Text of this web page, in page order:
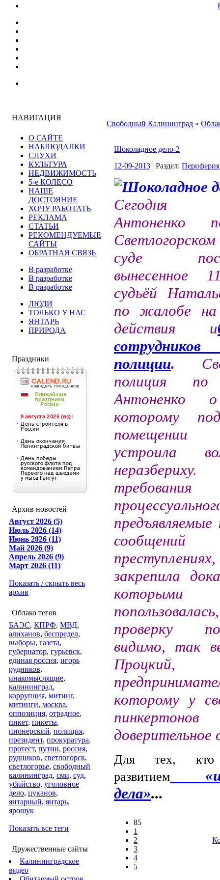
НАВИГАЦИЯ
О САЙТЕ
НАБЛЮДАЛКИ
СЛУХИ
КУЛЬТУРА
НЕДВИЖИМОСТЬ
5-е КОЛЕСО
НАШЕ
ДОСТОЯНИЕ
ХОЧУ РАБОТАТЬ
РЕКЛАМА
СТАТЬИ
РЕКОМЕНДУЕМЫЕ
САЙТЫ
ОБРАТНАЯ СВЯЗЬ
В разработке
В разработке
В разработке
ЛЮДИ
ТОЛЬКО У НАС
ЯНТАРЬ
ПРИРОДА
Праздники
Архив новостей
Август 2026 (5)
Июль 2026 (14)
Июнь 2026 (11)
Май 2026 (9)
Апрель 2026 (9)
Март 2026 (11)
Показать / скрыть весь
архив
Облако тегов
БАЭС, КПРФ, МВД,
алиханов, беспредел,
выборы, газета,
губернатор, гурьевск,
единая россия, игорь
рудников,
инакомыслящие,
калининград,
коррупция, митинг,
митинги, москва,
оппозиция, отрадное,
пикет, пикеты,
пионерский, полиция,
президент, прокуратура,
протест, путин, россия,
рудников, светлогорск,
светлогорье, свободный
калининград, сми, суд,
убийство, уголовное
дело, цуканов,
янтарный, янтарь,
ярошук
Показать все теги
Дружественные сайты
Калининградское
видео
Свободный Калининград »
Шоколадное дело-2
12-09-2013 | Раздел: Периферия
Сегодня
Антоненко
суде
вынесенное
судьёй
по жалобе на
действия и
полиции.
полиция по
Антоненко
которому
устроила
требования
закрепила
проверку
видимо, так
Процкий,
которому у
Для тех, кто
развитием
дела»...
85
1
2
3
4
5